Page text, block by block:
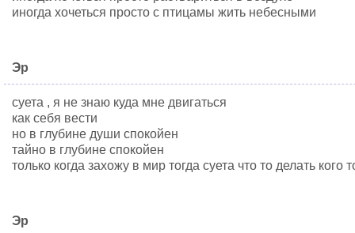
иногда хочеться просто с птицамы жить небесными
Эр
суета , я не знаю куда мне двигаться
как себя вести
но в глубине души спокойен
тайно в глубине спокойен
только когда захожу в мир тогда суета что то делать кого
Эр